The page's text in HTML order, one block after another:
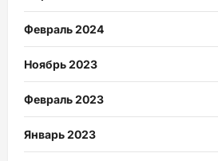
Февраль 2024
Ноябрь 2023
Февраль 2023
Январь 2023